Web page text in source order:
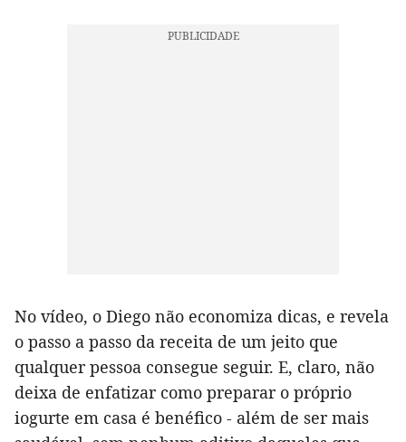
No vídeo, o Diego não economiza dicas, e revela
o passo a passo da receita de um jeito que
qualquer pessoa consegue seguir. E, claro, não
deixa de enfatizar como preparar o próprio
iogurte em casa é benéfico - além de ser mais